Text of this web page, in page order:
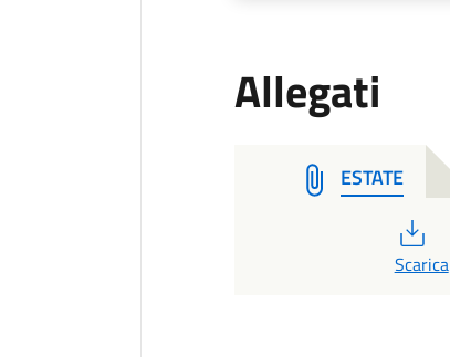
Allegati
ESTATE
PDF
Scarica